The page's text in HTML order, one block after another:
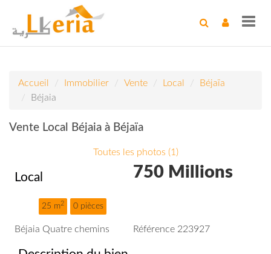
Accueil Immobilier Vente Local
Béjaïa
Béjaia
Vente Local Béjaia à Béjaïa
Toutes les photos (1)
Local
25 m2 0 pièces
750 Millions
Béjaia Quatre chemins Référence 223927